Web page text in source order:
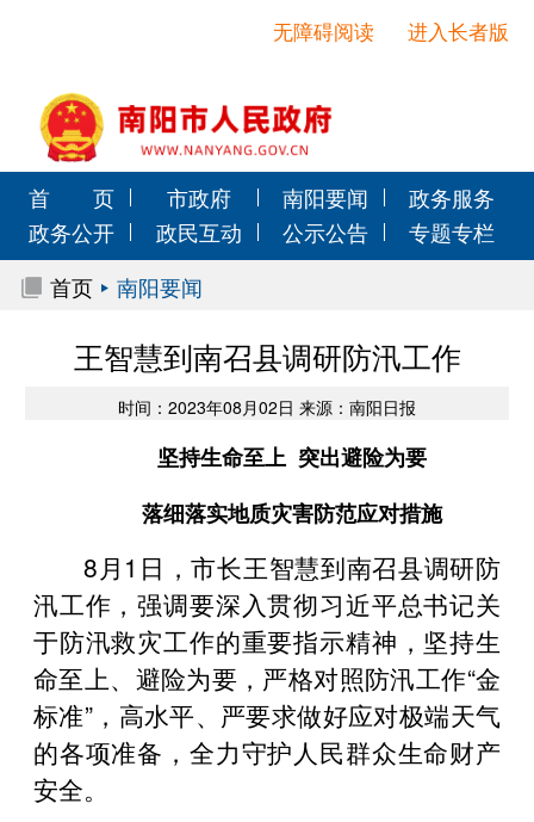
进入长者版
无障碍阅读
首 页 市政府 南阳要闻
政务服务
政务公开
政民互动 公示公告
专题专栏
首页
南阳要闻
王智慧到南召县调研防汛工作
时间：2023年08月02日 来源：南阳日报
坚持生命至上 突出避险为要
落细落实地质灾害防范应对措施
8月1日，市长王智慧到南召县调研防
汛工作，强调要深入贯彻习近平总书记关
于防汛救灾工作的重要指示精神，坚持生
命至上、避险为要，严格对照防汛工作“金
标准”，高水平、严要求做好应对极端天气
的各项准备，全力守护人民群众生命财产
安全。